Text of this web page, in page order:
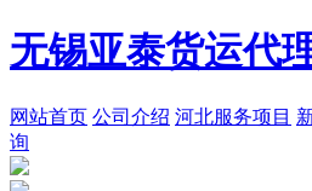
无锡亚泰货运代
网站首页 公司介绍 河北服务项目
询